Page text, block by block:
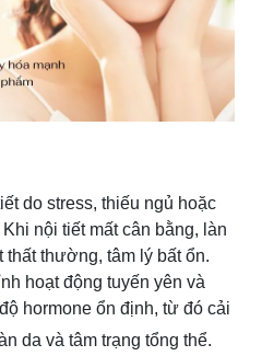
do stress, thiếu ngủ hoặc
nội tiết mất cân bằng, làn
thất thường, tâm lý bất ổn.
hoạt động tuyến yên và
hormone ổn định, từ đó cải
da và tâm trạng tổng thể.